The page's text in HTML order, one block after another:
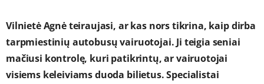
Vilnietė Agnė teiraujasi, ar kas nors tikrina, kaip dirba
tarpmiestinių autobusų vairuotojai. Ji teigia seniai
mačiusi kontrolę, kuri patikrintų, ar vairuotojai
visiems keleiviams duoda bilietus. Specialistai